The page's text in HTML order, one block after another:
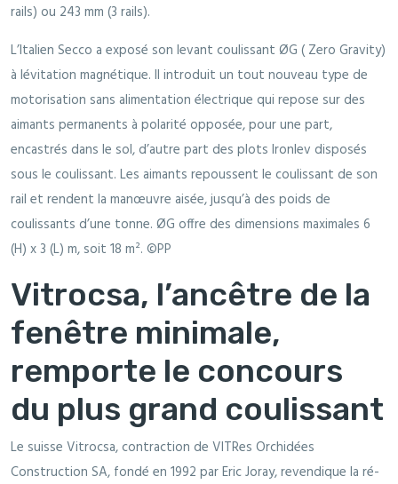
rails) ou 243 mm (3 rails).
L’Italien Secco a exposé son levant coulissant ØG ( Zero Gravity)
à lévitation magnétique. Il introduit un tout nouveau type de
motorisation sans alimentation électrique qui repose sur des
aimants permanents à polarité opposée, pour une part,
encastrés dans le sol, d’autre part des plots Ironlev disposés
sous le coulissant. Les aimants repoussent le coulissant de son
rail et rendent la manœuvre aisée, jusqu’à des poids de
coulissants d’une tonne. ØG offre des dimensions maximales 6
(H) x 3 (L) m, soit 18 m². ©PP
Vitrocsa, l’ancêtre de la
fenêtre minimale,
remporte le concours
du plus grand coulissant
Le suisse Vitrocsa, contraction de VITRes Orchidées
Construction SA, fondé en 1992 par Eric Joray, revendique la ré-